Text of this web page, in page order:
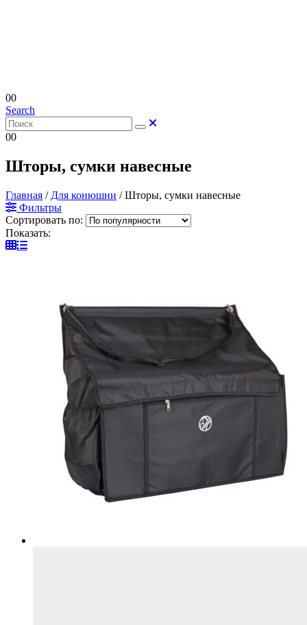
00
Search
00
Шторы, сумки навесные
Главная / Для конюшни /Шторы, сумки навесные
Фильтры
Сортировать по:
Показать: